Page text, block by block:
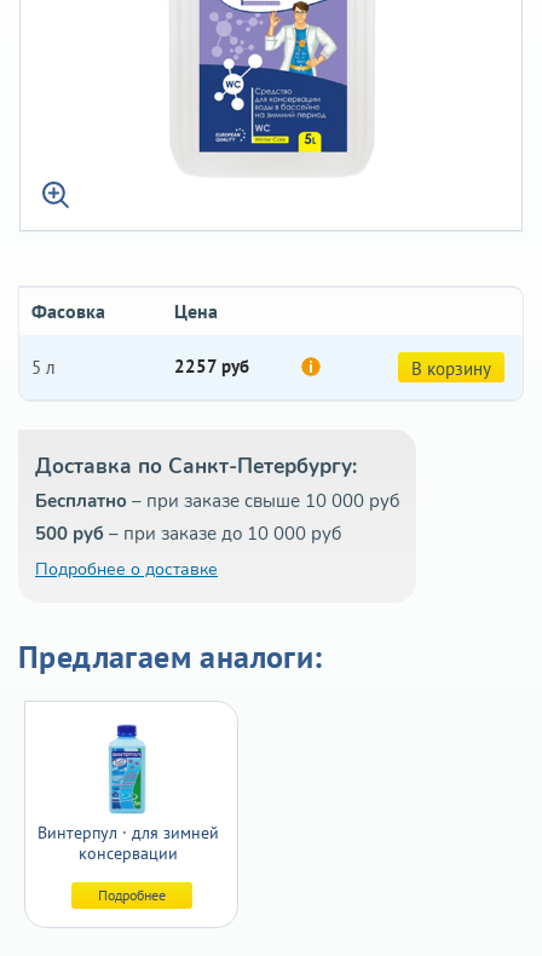
Фасовка Цена
5 л 2257 руб В корзину
Доставка по Санкт-Петербургу:
Бесплатно – при заказе свыше 10 000 руб
500 руб – при заказе до 10 000 руб
Подробнее о доставке
Предлагаем аналоги:
Винтерпул · для зимней
консервации
Подробнее